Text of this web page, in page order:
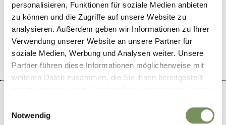
personalisieren, Funktionen für soziale Medien anbieten
zu können und die Zugriffe auf unsere Website zu
analysieren. Außerdem geben wir Informationen zu Ihrer
Verwendung unserer Website an unsere Partner für
soziale Medien, Werbung und Analysen weiter. Unsere
Partner führen diese Informationen möglicherweise mit
weiteren Daten zusammen, die Sie ihnen bereitgestellt
Notwendig
IL CONTENUTO VI È STATO UTILE? SÌ NO